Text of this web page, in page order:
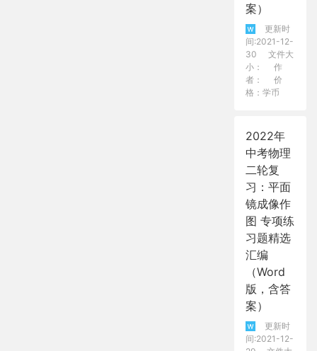
案）
更新时
间:2021-12-
30
文件大
小：
作
者：
价
格：学币
2022年
中考物理
二轮复
习：平面
镜成像作
图 专项练
习题精选
汇编
（Word
版，含答
案）
更新时
间:2021-12-